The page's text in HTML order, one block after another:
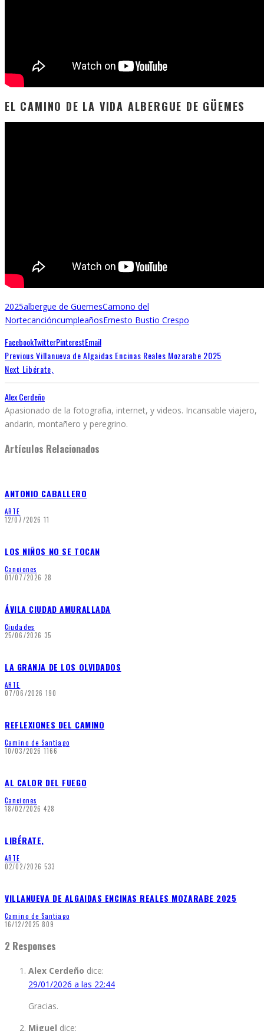
EL CAMINO DE LA VIDA ALBERGUE DE GÜEMES
2025albergue de GüemesCamono del
NortecancióncumpleañosErnesto Bustio Crespo
FacebookTwitterPinterestEmail
PreviousVillanueva de Algaidas Encinas Reales Mozarabe 2025
Next Libérate,
Alex Cerdeño
Apasionado de la fotografia, internet, y videos. Incansable viajero,
andarin, montañero y peregrino.
Artículos Relacionados
ANTONIO CABALLERO
ARTE
12/07/2026 11
LOS NIÑOS NO SE TOCAN
Canciones
01/07/2026 28
ÁVILA CIUDAD AMURALLADA
Ciudades
25/06/2026 35
LA GRANJA DE LOS OLVIDADOS
ARTE
07/06/2026 190
REFLEXIONES DEL CAMINO
Camino de Santiago
10/03/2026 1166
AL CALOR DEL FUEGO
Canciones
18/02/2026 428
LIBÉRATE,
ARTE
02/02/2026 533
VILLANUEVA DE ALGAIDAS ENCINAS REALES MOZARABE 2025
Camino de Santiago
16/12/2025 809
2 Responses
Alex Cerdeño dice:
29/01/2026 a las 22:44
Gracias.
Miguel dice: